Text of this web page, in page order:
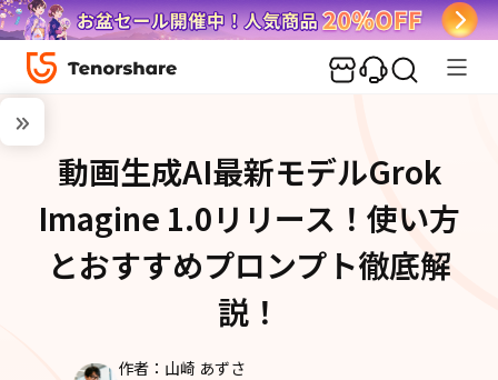
動画生成AI最新モデルGrok
Imagine 1.0リリース！使い方
とおすすめプロンプト徹底解
説！
作者：山崎 あずさ